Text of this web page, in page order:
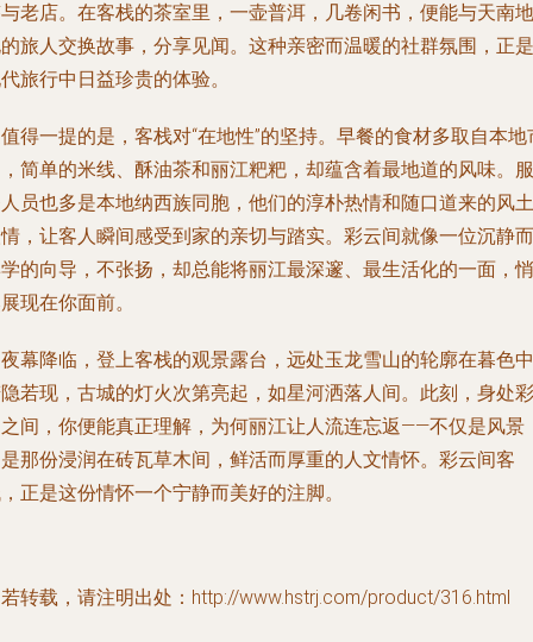
老店。在客栈的茶室里，一壶普洱，几卷闲书，便能与天南地
旅人交换故事，分享见闻。这种亲密而温暖的社群氛围，正是
旅行中日益珍贵的体验。
得一提的是，客栈对“在地性”的坚持。早餐的食材多取自本地
简单的米线、酥油茶和丽江粑粑，却蕴含着最地道的风味。服
员也多是本地纳西族同胞，他们的淳朴热情和随口道来的风土
，让客人瞬间感受到家的亲切与踏实。彩云间就像一位沉静而
的向导，不张扬，却总能将丽江最深邃、最生活化的一面，悄
现在你面前。
幕降临，登上客栈的观景露台，远处玉龙雪山的轮廓在暮色中
若现，古城的灯火次第亮起，如星河洒落人间。此刻，身处彩
间，你便能真正理解，为何丽江让人流连忘返——不仅是风景
那份浸润在砖瓦草木间，鲜活而厚重的人文情怀。彩云间客
正是这份情怀一个宁静而美好的注脚。
转载，请注明出处：http://www.hstrj.com/product/316.html